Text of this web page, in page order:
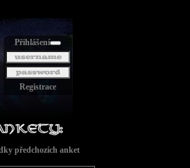
Přihlášení
Registrace
předchozích anket